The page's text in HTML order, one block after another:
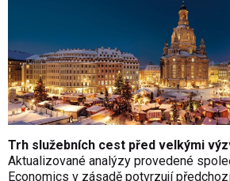
Trh služebních cest před velkými
Aktualizované analýzy provedené
Economics v zásadě potvrzují